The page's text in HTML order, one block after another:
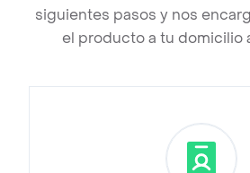
siguientes pasos y nos
el producto a tu domicilio